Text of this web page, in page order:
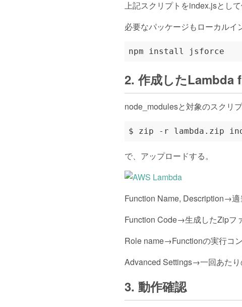
上記スクリプトをindex.jsとして
必要なパッケージもローカルイ
2. 作成したLambda
node_modulesと対象のスクリ
で、アップロードする。
Function Name, Description→適
Function Code→生成したZipフ
Role name→Functionの実行コ
Advanced Settings→一回あた
3. 動作確認